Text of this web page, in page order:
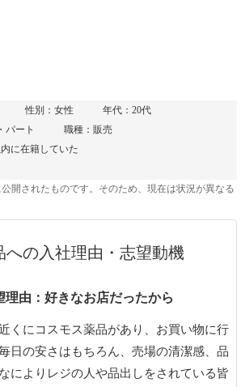
性別：女性
年代：20代
パート
職種：販売
に在籍していた
開されたものです。そのため、現在は状況が異なる
への入社理由・志望動機
理由：好きなお店だったから
くにコスモス薬品があり、お買い物に行
日の安さはもちろん、売場の清潔感、品
によりレジの人や品出しをされている皆